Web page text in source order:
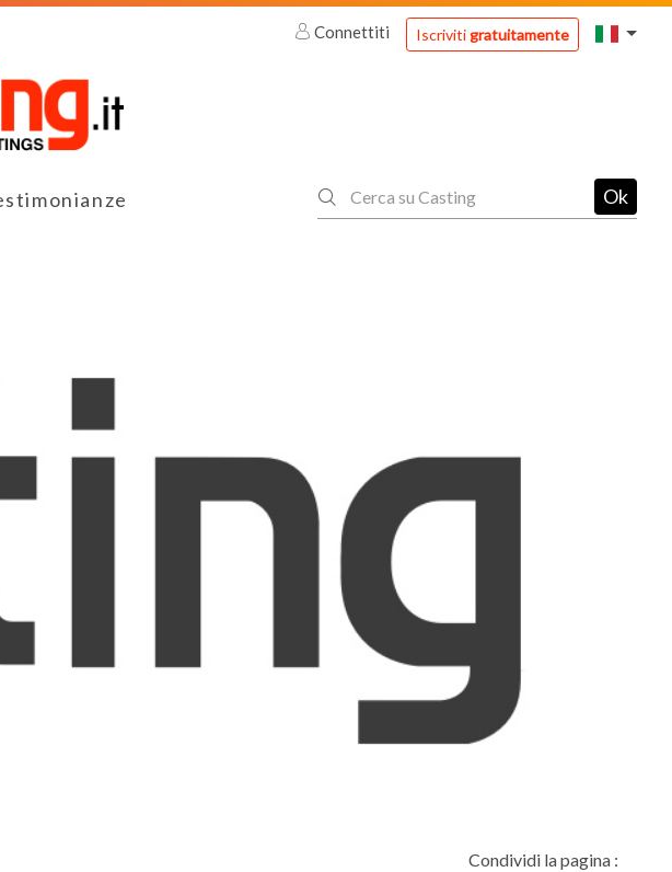
Connettiti Iscrivitigratuitamente
Ok
Condividi la pagina :